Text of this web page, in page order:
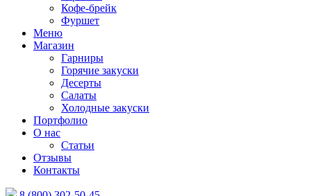
Кофе-брейк
Фуршет
Меню
Магазин
Гарниры
Горячие закуски
Десерты
Салаты
Холодные закуски
Портфолио
О нас
Статьи
Отзывы
Контакты